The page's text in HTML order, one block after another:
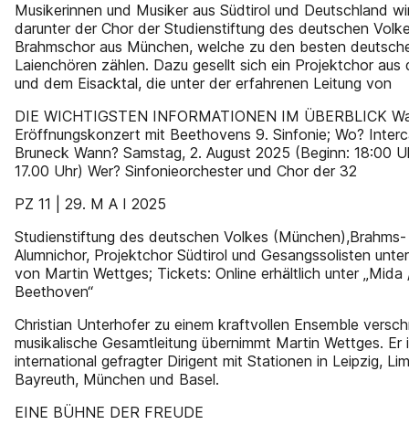
Musikerinnen und Musiker aus Südtirol und Deutschland
darunter der Chor der Studienstiftung des deutschen
Brahmschor aus München, welche zu den besten
Laienchören zählen. Dazu gesellt sich ein Projektchor aus
und dem Eisacktal, die unter der erfahrenen Leitung von
DIE WICHTIGSTEN INFORMATIONEN IM ÜBERBLICK
Eröffnungskonzert mit Beethovens 9. Sinfonie; Wo?
Bruneck Wann? Samstag, 2. August 2025 (Beginn: 18:00
17.00 Uhr) Wer? Sinfonieorchester und Chor der 32
PZ 11 | 29. M A I 2025
Studienstiftung des deutschen Volkes
Alumnichor, Projektchor Südtirol und Gesangssolisten
von Martin Wettges; Tickets: Online erhältlich unter
Beethoven“
Christian Unterhofer zu einem kraftvollen Ensemble
musikalische Gesamtleitung übernimmt Martin Wettges. Er
international gefragter Dirigent mit Stationen in Leipzig,
Bayreuth, München und Basel.
EINE BÜHNE DER FREUDE